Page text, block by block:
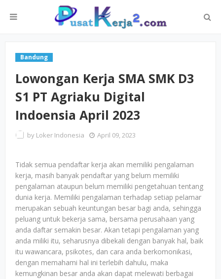
Bandung
Lowongan Kerja SMA SMK D3
S1 PT Agriaku Digital
Indoensia April 2023
by Loker Indonesia April 09, 2023
Tidak semua pendaftar kerja akan memiliki pengalaman
kerja, masih banyak pendaftar yang belum memiliki
pengalaman ataupun belum memiliki pengetahuan tentang
dunia kerja. Memiliki pengalaman terhadap setiap pelamar
merupakan sebuah keuntungan besar bagi anda, sehingga
peluang untuk bekerja sama, bersama perusahaan yang
anda daftar semakin besar. Akan tetapi pengalaman yang
anda miliki itu, seharusnya dibekali dengan banyak hal, baik
itu wawancara, psikotes, dan cara anda berkomonikasi,
dengan memahami hal ini terlebih dahulu, maka
kemungkinan besar anda akan dapat melewati berbagai